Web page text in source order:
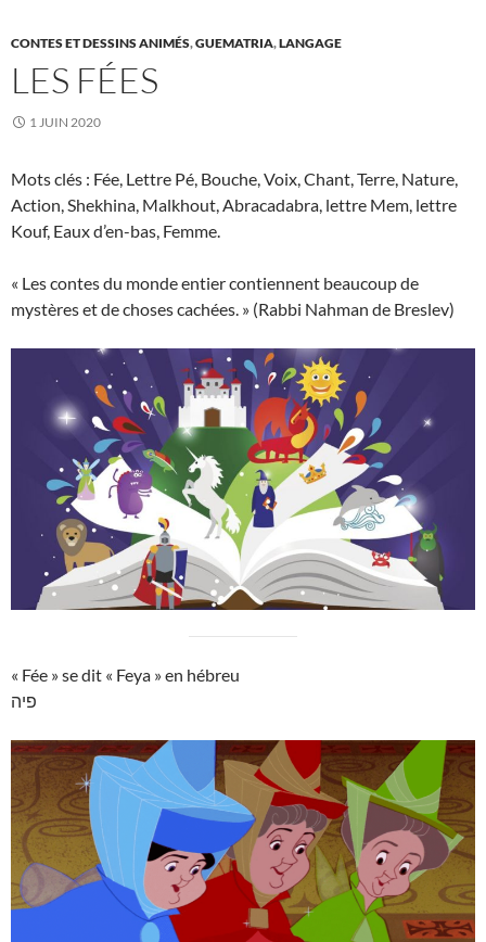
CONTES ET DESSINS ANIMÉS,GUEMATRIA,LANGAGE
LES FÉES
1 JUIN 2020
Mots clés : Fée, Lettre Pé, Bouche, Voix, Chant, Terre, Nature,
Action, Shekhina, Malkhout, Abracadabra, lettre Mem, lettre
Kouf, Eaux d’en-bas, Femme.
« Les contes du monde entier contiennent beaucoup de
mystères et de choses cachées. » (Rabbi Nahman de Breslev)
« Fée » se dit « Feya » en hébreu
פיה